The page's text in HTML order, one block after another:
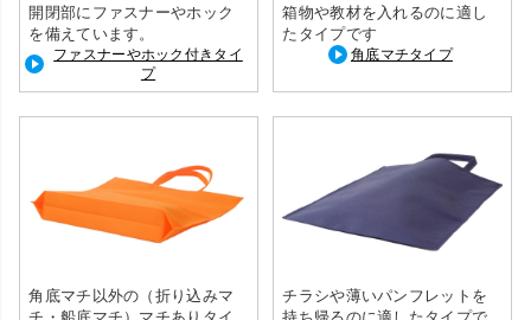
開閉部にファスナーやホック
を備えています。
ファスナーやホック付きタイ
プ
箱物や教材を入れるのに適し
たタイプです
角底マチタイプ
角底マチ以外の（折り込みマ
チラシや薄いパンフレットを